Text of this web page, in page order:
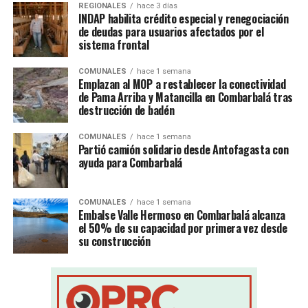
REGIONALES hace 3 días
INDAP habilita crédito especial y renegociación
de deudas para usuarios afectados por el
sistema frontal
COMUNALES hace 1 semana
Emplazan al MOP a restablecer la conectividad
de Pama Arriba y Matancilla en Combarbalá tras
destrucción de badén
COMUNALES hace 1 semana
Partió camión solidario desde Antofagasta con
ayuda para Combarbalá
COMUNALES hace 1 semana
Embalse Valle Hermoso en Combarbalá alcanza
el 50% de su capacidad por primera vez desde
su construcción